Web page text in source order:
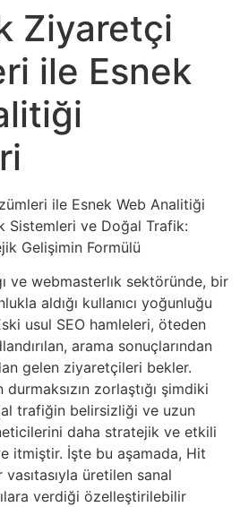
Ziyaretçi
ile Esnek
ile Esnek Web Analitiği
Sistemleri ve Doğal Trafik:
Gelişimin Formülü
ve webmasterlık sektöründe, bir
aldığı kullanıcı yoğunluğu
usul SEO hamleleri, öteden
arama sonuçlarından
gelen ziyaretçileri bekler.
durmaksızın zorlaştığı şimdiki
trafiğin belirsizliği ve uzun
daha stratejik ve etkili
itmiştir. İşte bu aşamada, Hit
vasıtasıyla üretilen sanal
verdiği özelleştirilebilir